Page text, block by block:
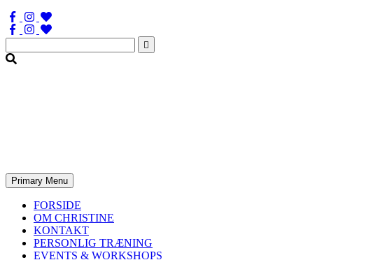
Søg
efter:
Primary Menu
FORSIDE
OM CHRISTINE
KONTAKT
PERSONLIG TRÆNING
EVENTS & WORKSHOPS